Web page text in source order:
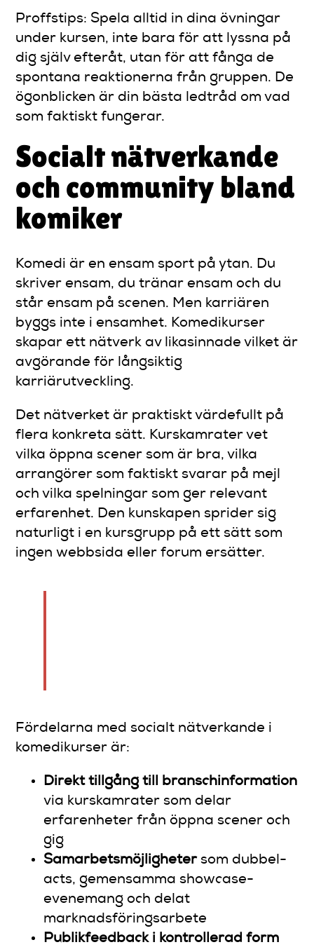
Proffstips: Spela alltid in dina övningar
under kursen, inte bara för att lyssna på
dig själv efteråt, utan för att fånga de
spontana reaktionerna från gruppen. De
ögonblicken är din bästa ledtråd om vad
som faktiskt fungerar.
Socialt nätverkande
och community bland
komiker
Komedi är en ensam sport på ytan. Du
skriver ensam, du tränar ensam och du
står ensam på scenen. Men karriären
byggs inte i ensamhet. Komedikurser
skapar ett nätverk av likasinnade vilket är
avgörande för långsiktig
karriärutveckling.
Det nätverket är praktiskt värdefullt på
flera konkreta sätt. Kurskamrater vet
vilka öppna scener som är bra, vilka
arrangörer som faktiskt svarar på mejl
och vilka spelningar som ger relevant
erfarenhet. Den kunskapen sprider sig
naturligt i en kursgrupp på ett sätt som
ingen webbsida eller forum ersätter.
Fördelarna med socialt nätverkande i
komedikurser är:
Direkt tillgång till branschinformation
via kurskamrater som delar
erfarenheter från öppna scener och
gig
Samarbetsmöjlighetersom dubbel-
acts, gemensamma showcase-
evenemang och delat
marknadsföringsarbete
Publikfeedback i kontrollerad form